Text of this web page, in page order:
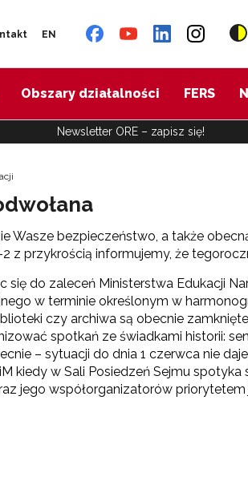
EN
Obszary działalności FERS
Newsletter ORE – zapisz się!
Wasze bezpieczeństwo, a także
z przykrością informujemy, że
się do zaleceń Ministerstwa Edukacji
w terminie określonym w
czy archiwa są obecnie
spotkań ze świadkami historii:
– sytuacji do dnia 1 czerwca nie
kiedy w Sali Posiedzeń Sejmu
jego współorganizatorów